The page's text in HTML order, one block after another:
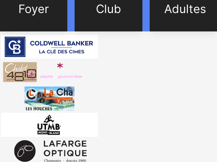
Foyer Club Adultes